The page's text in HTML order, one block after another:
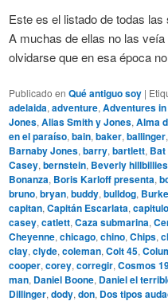
Este es el listado de todas
A muchas de ellas no las
olvidarse que en esa época
Publicado en Qué antiguo soy |
adelaida, adventure, Adventures
Jones, Alias Smith y Jones, Alma
en el paraíso, bain, baker, ballinger,
Barnaby Jones, barry, bartlett,
Casey, bernstein, Beverly hillbillies
Bonanza, Boris Karloff presenta,
bruno, bryan, buddy, bulldog,
capitan, Capitán Escarlata, capitulo
casey, catlett, Caza submarina,
Cheyenne, chicago, chino, Chips,
clay, clyde, coleman, Colt 45,
cooper, corey, corregir, Cosmos
man, Daniel Boone, Daniel el
Dillinger, dody, don, Dos tipos